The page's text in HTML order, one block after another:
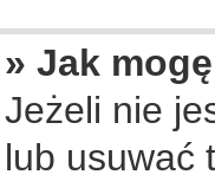
» Jak
Jeżeli nie
lub usuwać